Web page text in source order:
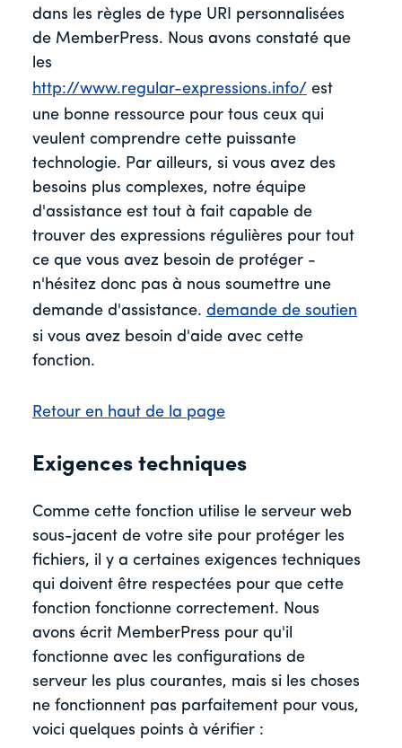
dans les règles de type URI personnalisées
de MemberPress. Nous avons constaté que
les
http://www.regular-expressions.info/ est
une bonne ressource pour tous ceux qui
veulent comprendre cette puissante
technologie. Par ailleurs, si vous avez des
besoins plus complexes, notre équipe
d'assistance est tout à fait capable de
trouver des expressions régulières pour tout
ce que vous avez besoin de protéger -
n'hésitez donc pas à nous soumettre une
demande d'assistance. demande de soutien
si vous avez besoin d'aide avec cette
fonction.
Retour en haut de la page
Exigences techniques
Comme cette fonction utilise le serveur web
sous-jacent de votre site pour protéger les
fichiers, il y a certaines exigences techniques
qui doivent être respectées pour que cette
fonction fonctionne correctement. Nous
avons écrit MemberPress pour qu'il
fonctionne avec les configurations de
serveur les plus courantes, mais si les choses
ne fonctionnent pas parfaitement pour vous,
voici quelques points à vérifier :